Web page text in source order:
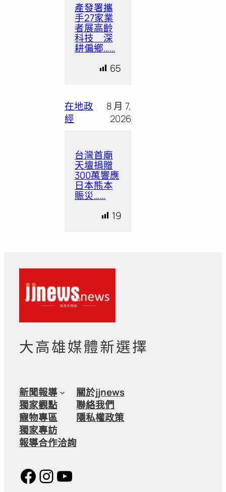
產發署攜
手27家業
者展高齡
科技 深
耕偏鄉……
65
在地政
經
8 月 7,
2026
台灣首廟
天壇捐贈
300萬響應
日本熊本
賑災……
19
大高雄媒體新選擇
新聞報導
獨家觀點
寵物專區
獨家專訪
報導合作洽詢
關於jjnews
聯絡我們
隱私權政策
Facebook
Instagram
YouTube